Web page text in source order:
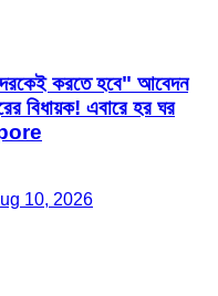
করতে হবে" আবেদন
বিধায়ক! এবারে হর ঘর
10, 2026